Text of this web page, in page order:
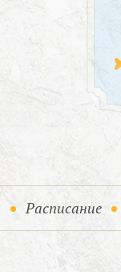
(current)
Расписание